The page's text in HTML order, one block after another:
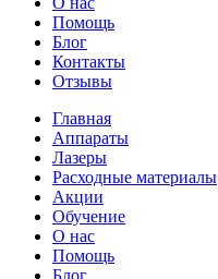
Помощь
Блог
Контакты
Отзывы
Главная
Аппараты
Лазеры
Расходные материалы
Акции
Обучение
О нас
Помощь
Блог